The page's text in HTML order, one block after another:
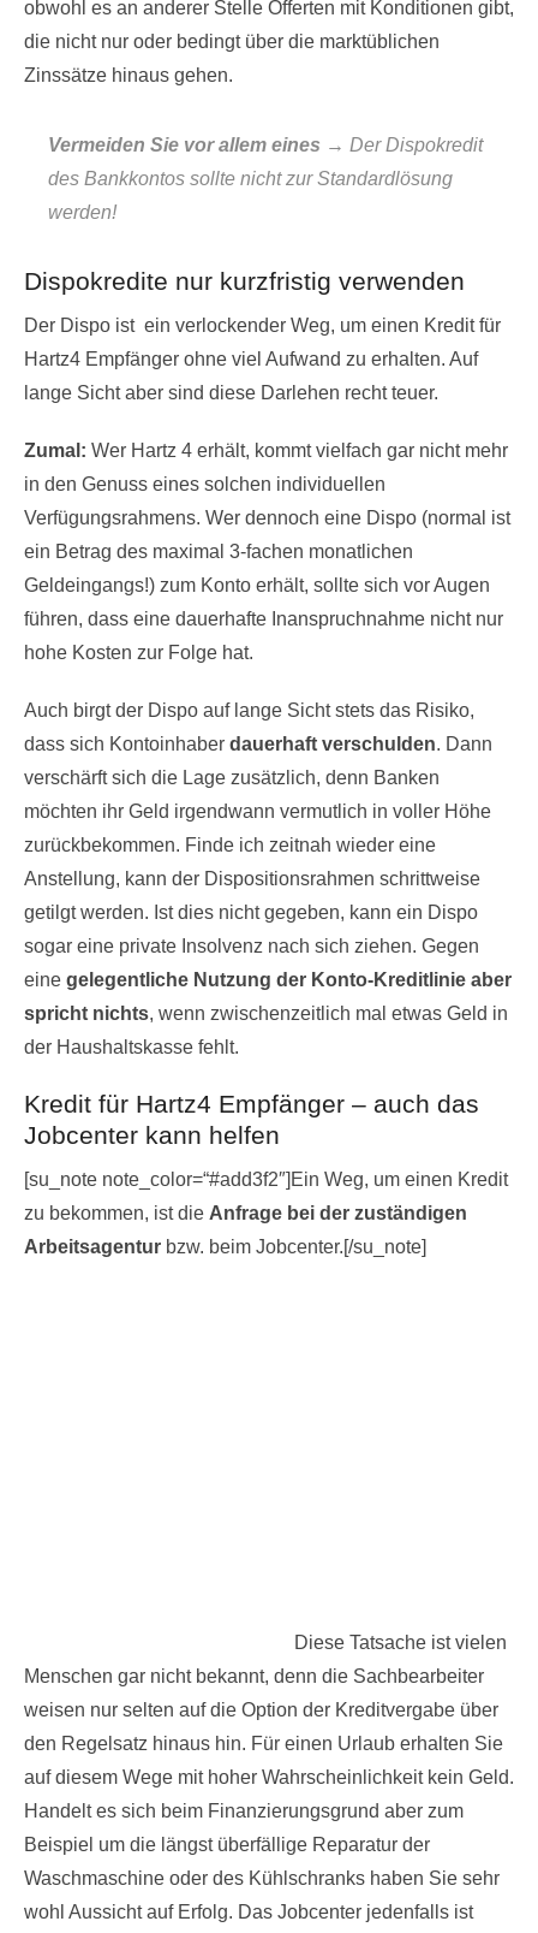
obwohl es an anderer Stelle Offerten mit Konditionen gibt,
die nicht nur oder bedingt über die marktüblichen
Zinssätze hinaus gehen.
Vermeiden Sie vor allem eines → Der Dispokredit
des Bankkontos sollte nicht zur Standardlösung
werden!
Dispokredite nur kurzfristig verwenden
Der Dispo ist ein verlockender Weg, um einen Kredit für
Hartz4 Empfänger ohne viel Aufwand zu erhalten. Auf
lange Sicht aber sind diese Darlehen recht teuer.
Zumal: Wer Hartz 4 erhält, kommt vielfach gar nicht mehr
in den Genuss eines solchen individuellen
Verfügungsrahmens. Wer dennoch eine Dispo (normal ist
ein Betrag des maximal 3-fachen monatlichen
Geldeingangs!) zum Konto erhält, sollte sich vor Augen
führen, dass eine dauerhafte Inanspruchnahme nicht nur
hohe Kosten zur Folge hat.
Auch birgt der Dispo auf lange Sicht stets das Risiko,
dass sich Kontoinhaber dauerhaft verschulden. Dann
verschärft sich die Lage zusätzlich, denn Banken
möchten ihr Geld irgendwann vermutlich in voller Höhe
zurückbekommen. Finde ich zeitnah wieder eine
Anstellung, kann der Dispositionsrahmen schrittweise
getilgt werden. Ist dies nicht gegeben, kann ein Dispo
sogar eine private Insolvenz nach sich ziehen. Gegen
eine gelegentliche Nutzung der Konto-Kreditlinie aber
spricht nichts, wenn zwischenzeitlich mal etwas Geld in
der Haushaltskasse fehlt.
Kredit für Hartz4 Empfänger – auch das
Jobcenter kann helfen
[su_note note_color=“#add3f2″]Ein Weg, um einen Kredit
zu bekommen, ist die Anfrage bei der zuständigen
Arbeitsagentur bzw. beim Jobcenter.[/su_note]
Diese Tatsache ist vielen
Menschen gar nicht bekannt, denn die Sachbearbeiter
weisen nur selten auf die Option der Kreditvergabe über
den Regelsatz hinaus hin. Für einen Urlaub erhalten Sie
auf diesem Wege mit hoher Wahrscheinlichkeit kein Geld.
Handelt es sich beim Finanzierungsgrund aber zum
Beispiel um die längst überfällige Reparatur der
Waschmaschine oder des Kühlschranks haben Sie sehr
wohl Aussicht auf Erfolg. Das Jobcenter jedenfalls ist